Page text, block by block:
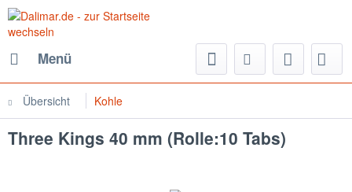
Menü
Übersicht Kohle
Three Kings 40 mm (Rolle:10 Tabs)